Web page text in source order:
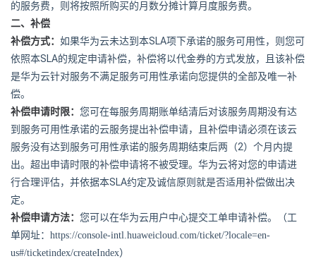
的服务费，则将按照所购买的月数分摊计算月度服务费。
二、补偿
补偿方式： 如果华为云未达到本SLA项下承诺的服务可用性，则您可
依照本SLA的规定申请补偿，补偿将以代金券的方式发放，且该补偿
是华为云针对服务不满足服务可用性承诺向您提供的全部及唯一补
偿。
补偿申请时限： 您可在每服务周期账单结清后对该服务周期没有达
到服务可用性承诺的云服务提出补偿申请，且补偿申请必须在该云
服务没有达到服务可用性承诺的服务周期结束后两（2）个月内提
出。超出申请时限的补偿申请将不被受理。华为云将对您的申请进
行合理评估，并依据本SLA约定及诚信原则就是否适用补偿做出决
定。
补偿申请方法： 您可以在华为云用户中心提交工单申请补偿。（工
单网址： https://console-intl.huaweicloud.com/ticket/?locale=en-
us#/ticketindex/createIndex）